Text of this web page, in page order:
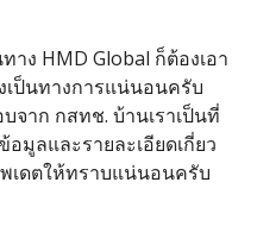
ง HMD Global ก็ต้องเอา
เป็นทางการแน่นอนครับ
จาก กสทช. บ้านเราเป็นที่
อมูลและรายละเอียดเกี่ยว
เดตให้ทราบแน่นอนครับ